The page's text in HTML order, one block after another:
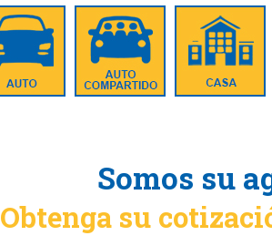
Somos su
Obtenga su